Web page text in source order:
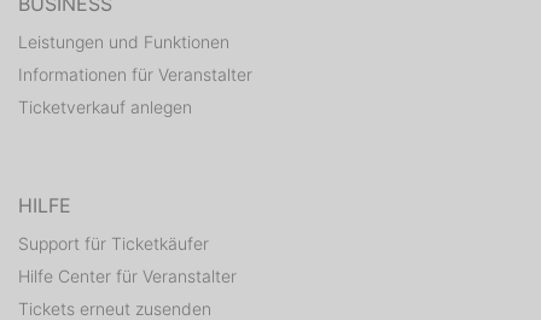
Leistungen und Funktionen
Informationen für Veranstalter
Ticketverkauf anlegen
HILFE
Support für Ticketkäufer
Hilfe Center für Veranstalter
Tickets erneut zusenden